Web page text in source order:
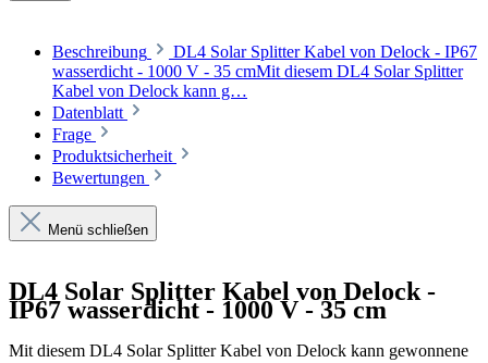
Beschreibung
DL4 Solar Splitter Kabel von Delock - IP67
wasserdicht - 1000 V - 35 cmMit diesem DL4 Solar Splitter
Kabel von Delock kann g…
Datenblatt
Frage
Produktsicherheit
Bewertungen
Menü schließen
DL4 Solar Splitter Kabel von Delock -
IP67 wasserdicht - 1000 V - 35 cm
Mit diesem DL4 Solar Splitter Kabel von Delock kann gewonnene